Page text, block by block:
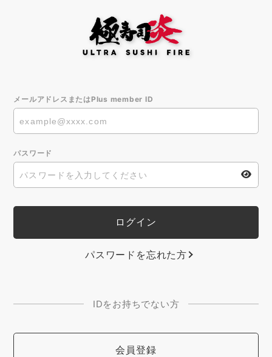
メールアドレスまたはPlus member ID
パスワード
パスワードを忘れた方
IDをお持ちでない方
会員登録